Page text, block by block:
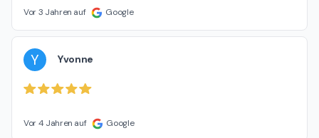
Vor 3 Jahren auf Google
Y Yvonne
Vor 4 Jahren auf Google